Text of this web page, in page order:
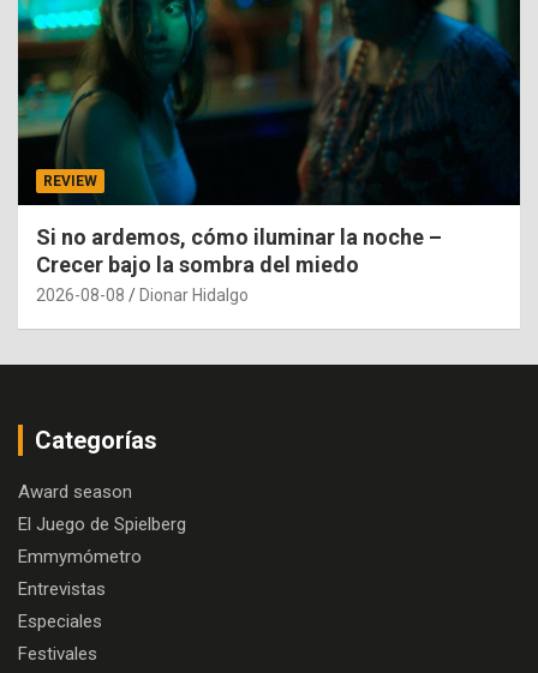
REVIEW
Si no ardemos, cómo iluminar la noche –
Crecer bajo la sombra del miedo
2026-08-08 Dionar Hidalgo
Categorías
Award season
El Juego de Spielberg
Emmymómetro
Entrevistas
Especiales
Festivales